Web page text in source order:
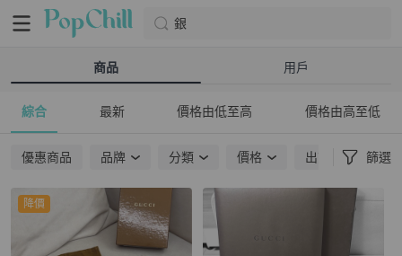
銀
商品 用戶
綜合 最新 價格由低至高 價格由高至低
優惠商品 品牌 分類 價格 出貨地點 篩選
降價